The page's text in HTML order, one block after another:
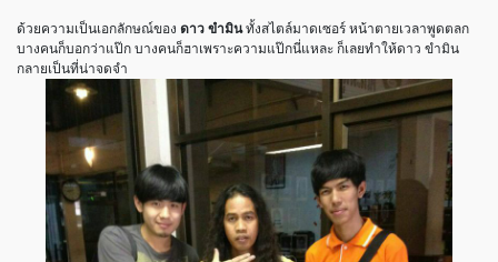
ด้วยความเป็นเอกลักษณ์ของ ดาว ขำมินทั้งสไตล์มาดเซอร์ หน้าตายเวลาพูดตลก
บางคนก็บอกว่าแป๊ก บางคนก็ฮาเพราะความแป๊กนี่แหละ ก็เลยทำให้ดาว ขำมิน
กลายเป็นที่น่าจดจำ